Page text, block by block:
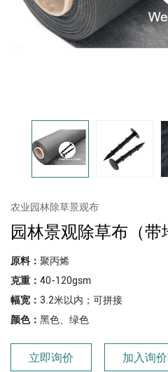
农业园林除草景观布
园林景观除草布（带
原料： 聚丙烯
克重： 40-120gsm
幅宽： 3.2米以内；可拼接
颜色： 黑色、绿色
立即询价 加入询